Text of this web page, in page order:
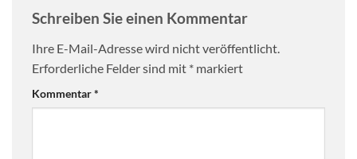
Schreiben Sie einen Kommentar
Ihre E-Mail-Adresse wird nicht veröffentlicht.
Erforderliche Felder sind mit * markiert
Kommentar*